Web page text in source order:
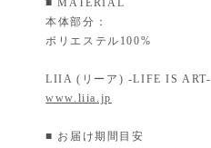
■ MATERIAL
本体部分：
ポリエステル100%
LIIA (リーア) -LIFE IS ART-
www.liia.jp
■ お届け期間目安